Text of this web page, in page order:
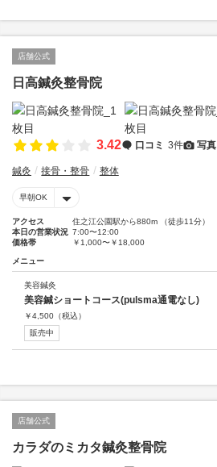
店舗公式
日高鍼灸整骨院
3.42 口コミ 3件 写真
鍼灸 接骨・整骨 整体
早朝OK
アクセス
住之江公園駅から880m （徒歩11分）
本日の営業状況 7:00〜12:00
価格帯
￥1,000〜￥18,000
メニュー
美容鍼灸
美容鍼ショートコース(pulsma通電なし)
￥4,500 （税込）
販売中
店舗公式
カラダのミカタ鍼灸整骨院